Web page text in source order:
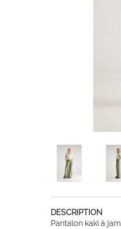
DESCRIPTION
Pantalon kaki à